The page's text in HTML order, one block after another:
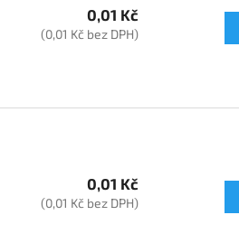
0,01 Kč
(0,01 Kč bez DPH)
0,01 Kč
(0,01 Kč bez DPH)